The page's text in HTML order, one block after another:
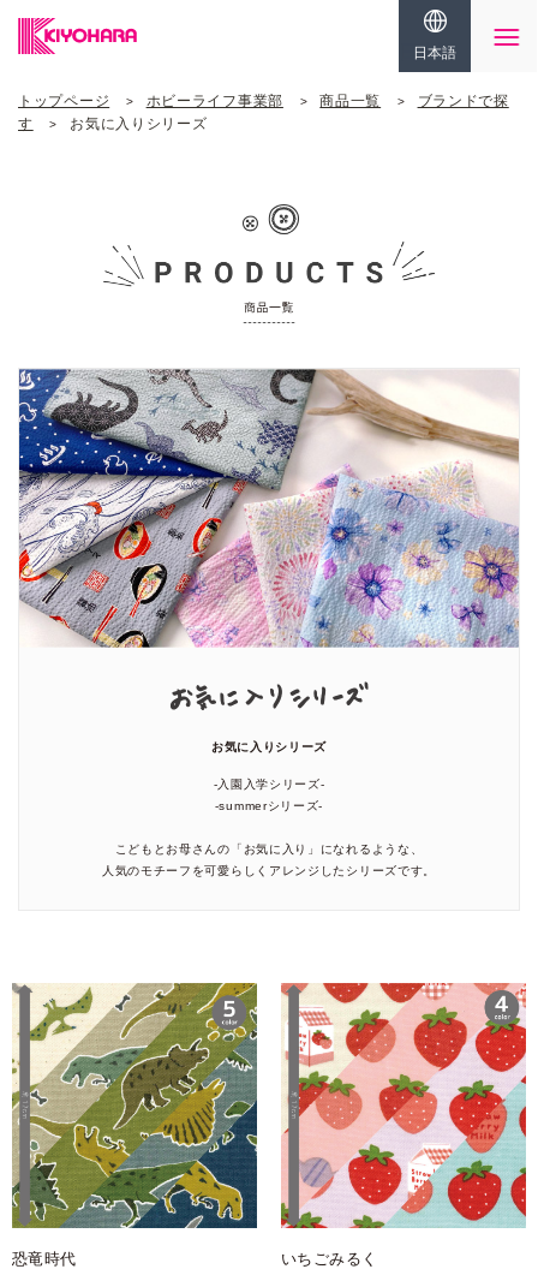
日本語
トップページ ホビーライフ事業部 商品一覧
ブランドで探
す
お気に入りシリーズ
お気に入りシリーズ
-入園入学シリーズ-
-summerシリーズ-
こどもとお母さんの「お気に入り」になれるような、
人気のモチーフを可愛らしくアレンジしたシリーズです。
恐竜時代 いちごみるく